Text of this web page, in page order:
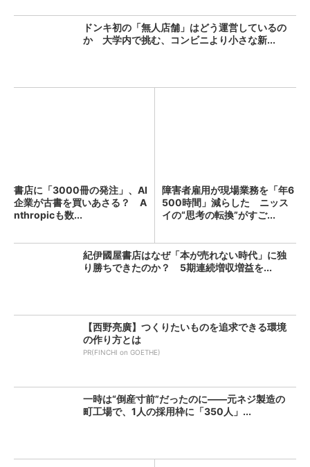
ドンキ初の「無人店舗」はどう運営しているの
か 大学内で挑む、コンビニより小さな新...
書店に「3000冊の発注」、AI
企業が古書を買いあさる？ A
nthropicも数...
障害者雇用が現場業務を「年6
500時間」減らした ニッス
イの“思考の転換”がすご...
紀伊國屋書店はなぜ「本が売れない時代」に独
り勝ちできたのか？ 5期連続増収増益を...
【西野亮廣】つくりたいものを追求できる環境
の作り方とは
PR(FINCHI on GOETHE)
一時は“倒産寸前”だったのに――元ネジ製造の
町工場で、1人の採用枠に「350人」...